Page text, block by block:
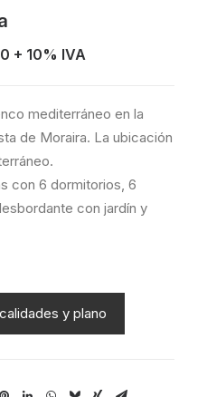
+ 10% IVA
mediterráneo en la
de Moraira. La ubicación
con 6 dormitorios, 6
con jardín y
y plano